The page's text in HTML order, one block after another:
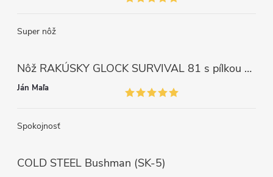
Super nôž
Nôž RAKÚSKY GLOCK SURVIVAL 81 s pílkou ZELENÝ
Ján Maľa
Spokojnosť
COLD STEEL Bushman (SK-5)